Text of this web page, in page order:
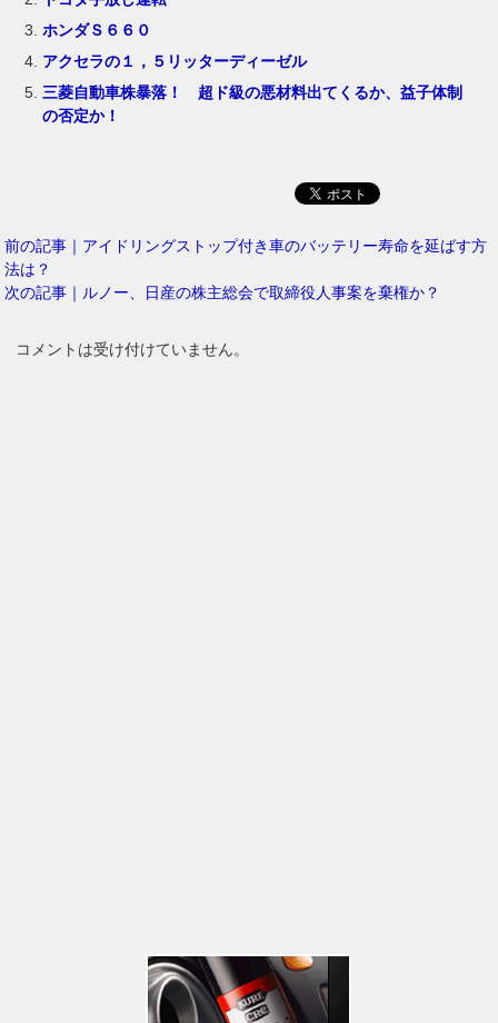
ホンダＳ６６０
アクセラの１，５リッターディーゼル
三菱自動車株暴落！ 超ド級の悪材料出てくるか、益子体制
の否定か！
前の記事｜アイドリングストップ付き車のバッテリー寿命を延ばす方
法は？
次の記事｜ルノー、日産の株主総会で取締役人事案を棄権か？
コメントは受け付けていません。